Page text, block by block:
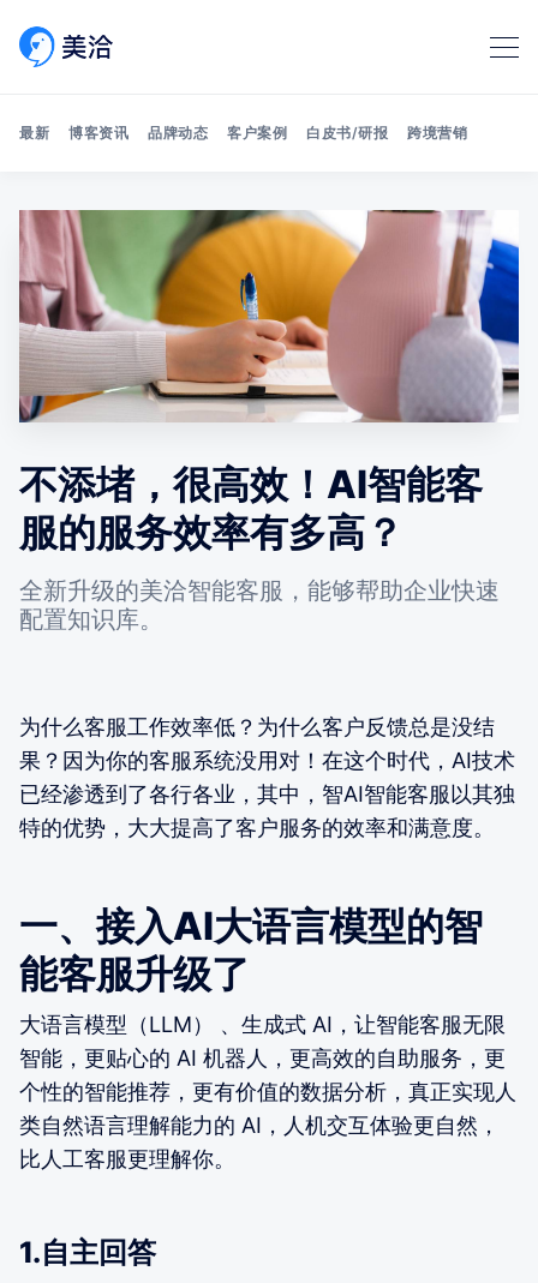
Search 美洽博客
最新 博客资讯 品牌动态 客户案例 白皮书/研报 跨境营销
不添堵，很高效！AI智能客
服的服务效率有多高？
全新升级的美洽智能客服，能够帮助企业快速
配置知识库。
为什么客服工作效率低？为什么客户反馈总是没结
果？因为你的客服系统没用对！在这个时代，AI技术
已经渗透到了各行各业，其中，智AI智能客服以其独
特的优势，大大提高了客户服务的效率和满意度。
一、接入AI大语言模型的智
能客服升级了
大语言模型（LLM） 、生成式 AI，让智能客服无限
智能，更贴心的 AI 机器人，更高效的自助服务，更
个性的智能推荐，更有价值的数据分析，真正实现人
类自然语言理解能力的 AI，人机交互体验更自然，
比人工客服更理解你。
1.自主回答